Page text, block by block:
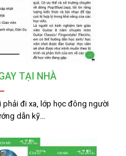
TẠI NHÀ
phải đi xa, lớp học đông người
dẫn kỹ…